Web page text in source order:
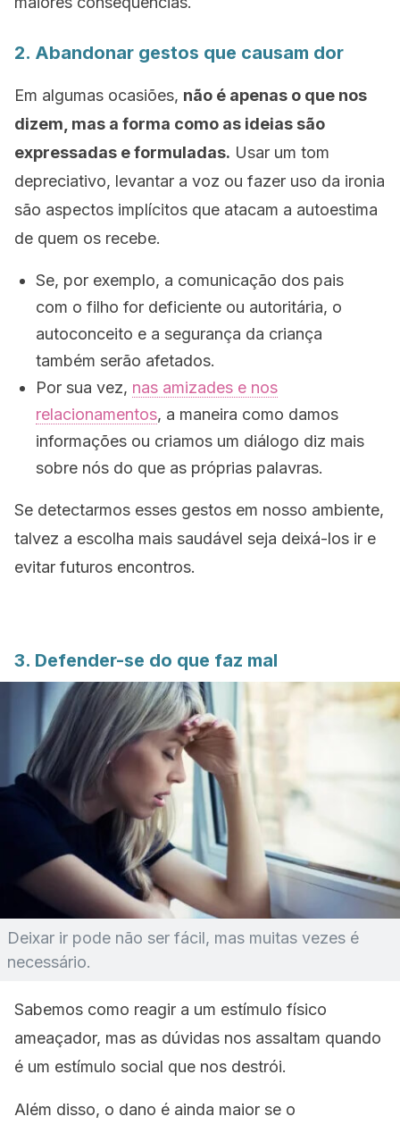
2. Abandonar gestos que causam dor
Em algumas ocasiões, não é apenas o que nos
dizem, mas a forma como as ideias são
expressadas e formuladas. Usar um tom
depreciativo, levantar a voz ou fazer uso da ironia
são aspectos implícitos que atacam a autoestima
de quem os recebe.
Se, por exemplo, a comunicação dos pais
com o filho for deficiente ou autoritária, o
autoconceito e a segurança da criança
também serão afetados.
Por sua vez, nas amizades e nos
relacionamentos, a maneira como damos
informações ou criamos um diálogo diz mais
sobre nós do que as próprias palavras.
Se detectarmos esses gestos em nosso ambiente,
talvez a escolha mais saudável seja deixá-los ir e
evitar futuros encontros.
3. Defender-se do que faz mal
Deixar ir pode não ser fácil, mas muitas vezes é
necessário.
Sabemos como reagir a um estímulo físico
ameaçador, mas as dúvidas nos assaltam quando
é um estímulo social que nos destrói.
Além disso, o dano é ainda maior se o